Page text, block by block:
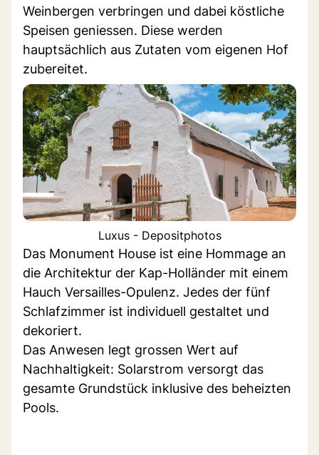
Weinbergen verbringen und dabei köstliche
Speisen geniessen. Diese werden
hauptsächlich aus Zutaten vom eigenen Hof
zubereitet.
Luxus - Depositphotos
Das Monument House ist eine Hommage an
die Architektur der Kap-Holländer mit einem
Hauch Versailles-Opulenz. Jedes der fünf
Schlafzimmer ist individuell gestaltet und
dekoriert.
Das Anwesen legt grossen Wert auf
Nachhaltigkeit: Solarstrom versorgt das
gesamte Grundstück inklusive des beheizten
Pools.